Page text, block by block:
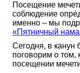
Посещение
соблюдение
именно – мы
«Пятничный
Сегодня, в канун
поговорим о том,
посещении